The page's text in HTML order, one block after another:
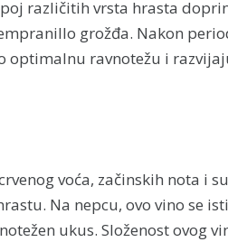
različitih vrsta hrasta
grožđa. Nakon
optimalnu ravnotežu i
voća, začinskih nota i
Na nepcu, ovo vino se
ukus. Složenost ovog